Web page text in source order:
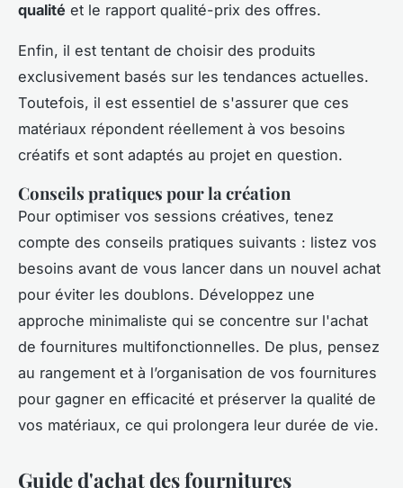
qualité et le rapport qualité-prix des offres.
Enfin, il est tentant de choisir des produits
exclusivement basés sur les tendances actuelles.
Toutefois, il est essentiel de s'assurer que ces
matériaux répondent réellement à vos besoins
créatifs et sont adaptés au projet en question.
Conseils pratiques pour la création
Pour optimiser vos sessions créatives, tenez
compte des conseils pratiques suivants : listez vos
besoins avant de vous lancer dans un nouvel achat
pour éviter les doublons. Développez une
approche minimaliste qui se concentre sur l'achat
de fournitures multifonctionnelles. De plus, pensez
au rangement et à l’organisation de vos fournitures
pour gagner en efficacité et préserver la qualité de
vos matériaux, ce qui prolongera leur durée de vie.
Guide d'achat des fournitures